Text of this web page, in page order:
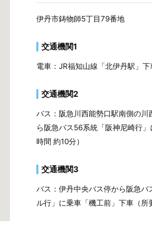
伊丹市鋳物師5丁目79番地
交通機関1
電車：JR福知山線「北伊丹駅」
交通機関2
バス：阪急川西能勢口駅南側の
ら阪急バス56系統「阪神尼崎行
時間 約10分）
交通機関3
バス：伊丹中央バス停から阪急
ル行」に乗車「機工前」下車（所